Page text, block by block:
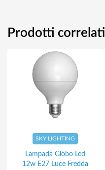
Prodotti correlati
SKY LIGHTING
Lampada Globo Led
12w E27 Luce Fredda